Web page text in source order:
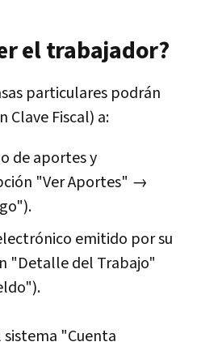
el trabajador?
particulares podrán
Clave Fiscal) a:
de aportes y
"Ver Aportes" →
emitido por su
"Detalle del Trabajo"
"Cuenta